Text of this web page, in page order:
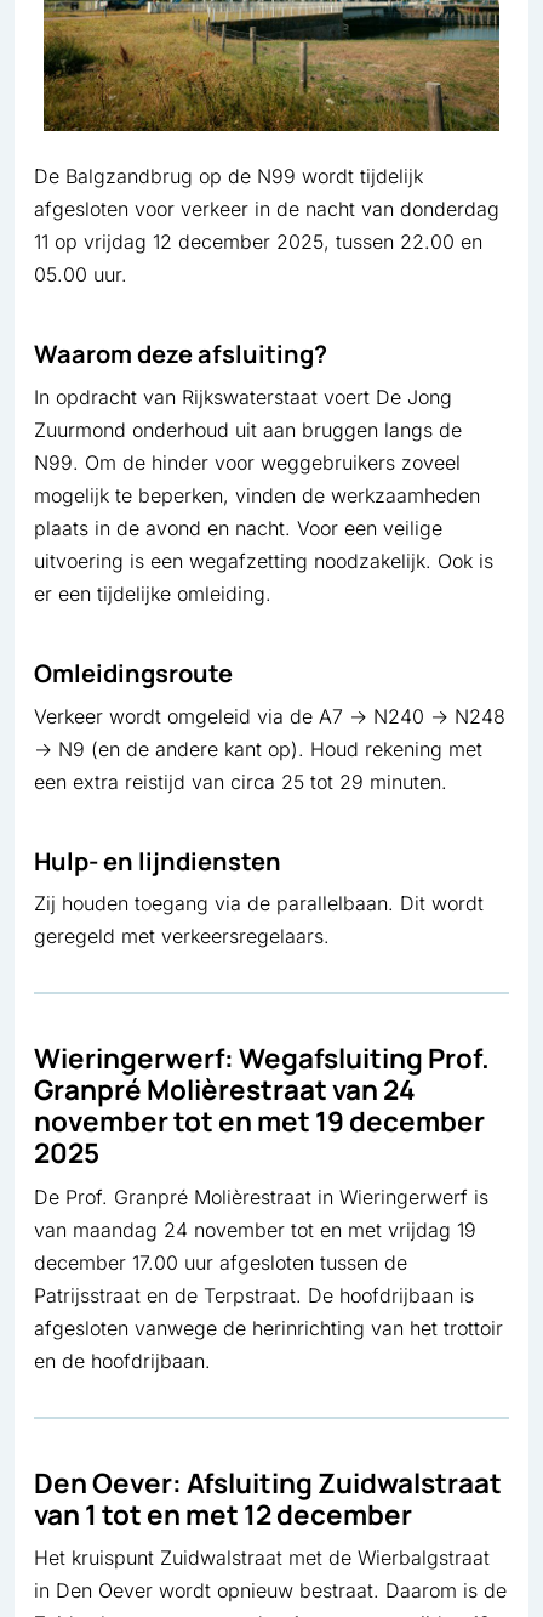
De Balgzandbrug op de N99 wordt tijdelijk
afgesloten voor verkeer in de nacht van donderdag
11 op vrijdag 12 december 2025, tussen 22.00 en
05.00 uur.
Waarom deze afsluiting?
In opdracht van Rijkswaterstaat voert De Jong
Zuurmond onderhoud uit aan bruggen langs de
N99. Om de hinder voor weggebruikers zoveel
mogelijk te beperken, vinden de werkzaamheden
plaats in de avond en nacht. Voor een veilige
uitvoering is een wegafzetting noodzakelijk. Ook is
er een tijdelijke omleiding.
Omleidingsroute
Verkeer wordt omgeleid via de A7 → N240 → N248
→ N9 (en de andere kant op). Houd rekening met
een extra reistijd van circa 25 tot 29 minuten.
Hulp- en lijndiensten
Zij houden toegang via de parallelbaan. Dit wordt
geregeld met verkeersregelaars.
Wieringerwerf: Wegafsluiting Prof.
Granpré Molièrestraat van 24
november tot en met 19 december
2025
De Prof. Granpré Molièrestraat in Wieringerwerf is
van maandag 24 november tot en met vrijdag 19
december 17.00 uur afgesloten tussen de
Patrijsstraat en de Terpstraat. De hoofdrijbaan is
afgesloten vanwege de herinrichting van het trottoir
en de hoofdrijbaan.
Den Oever: Afsluiting Zuidwalstraat
van 1 tot en met 12 december
Het kruispunt Zuidwalstraat met de Wierbalgstraat
in Den Oever wordt opnieuw bestraat. Daarom is de